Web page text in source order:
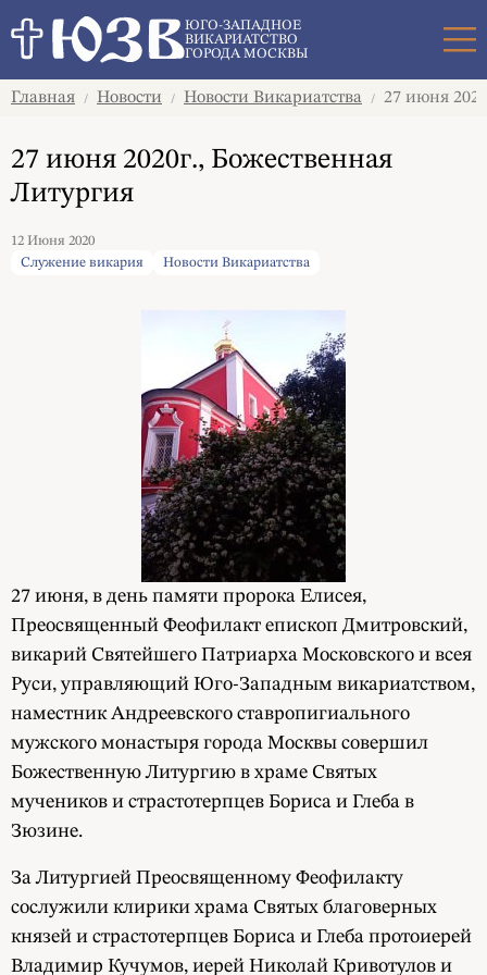
ЮГО-ЗАПАДНОЕ
ВИКАРИАТСТВО
ГОРОДА МОСКВЫ
Главная / Новости / Новости Викариатства / 27 июня
27 июня 2020г., Божественная
Литургия
12 Июня 2020
Служение викария
Новости Викариатства
27 июня, в день памяти пророка Елисея,
Преосвященный Феофилакт епископ Дмитровский,
викарий Святейшего Патриарха Московского и всея
Руси, управляющий Юго-Западным викариатством,
наместник Андреевского ставропигиального
мужского монастыря города Москвы совершил
Божественную Литургию в храме Святых
мучеников и страстотерпцев Бориса и Глеба в
Зюзине.
За Литургией Преосвященному Феофилакту
сослужили клирики храма Святых благоверных
князей и страстотерпцев Бориса и Глеба протоиерей
Владимир Кучумов, иерей Николай Кривотулов и